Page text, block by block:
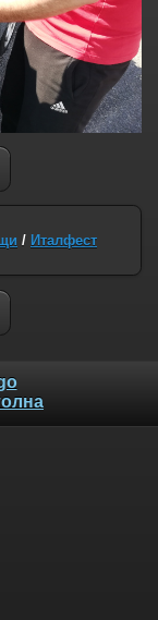
/ Италфест